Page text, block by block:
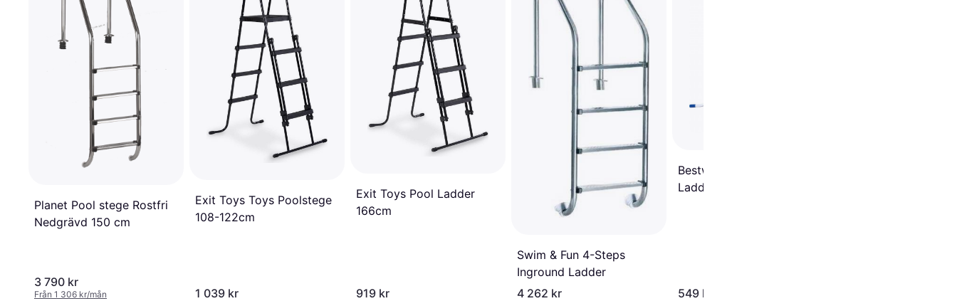
Planet Pool stege Rostfri
Nedgrävd 150 cm
3 790 kr
Från 1 306 kr/mån
Exit Toys Toys Poolstege
108-122cm
1 039 kr
Exit Toys Pool Ladder
166cm
919 kr
Swim & Fun 4-Steps
Inground Ladder
4 262 kr
Bestway 3 Step Pool
Ladder 107cm
549 kr